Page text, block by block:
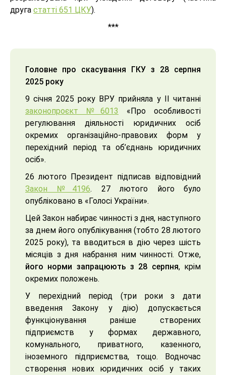
друга статті 651 ЦКУ).
***
Головне про скасування ГКУ з 28 серпня
2025 року
9 січня 2025 року ВРУ прийняла у ІІ читанні
законопроєкт №6013
«Про особливості
регулювання діяльності юридичних осіб
окремих організаційно-правових форм у
перехідний період та об’єднань юридичних
осіб».
26 лютого Президент підписав відповідний
Закон №4196. 27 лютого його було
опубліковано в «Голосі України».
Цей Закон набирає чинності з дня, наступного
за днем його опублікування (тобто 28 лютого
2025 року), та вводиться в дію через шість
місяців з дня набрання ним чинності. Отже,
його норми запрацюють з 28 серпня, крім
окремих положень.
У перехідний період (три роки з дати
введення Закону у дію) допускається
функціонування раніше створених
підприємств у формах державного,
комунального, приватного, казенного,
іноземного підприємства, тощо. Водночас
створення нових юридичних осіб у таких